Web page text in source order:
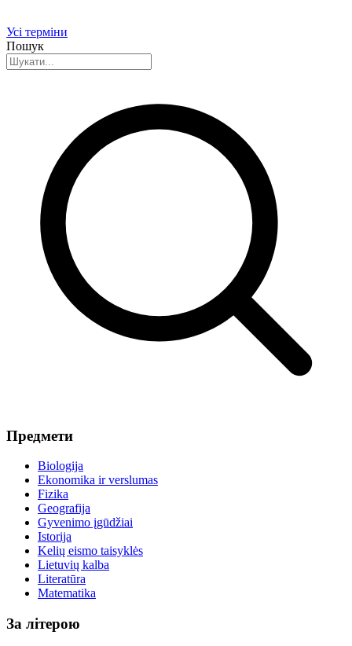
Усі терміни
Пошук
Предмети
Biologija
Ekonomika ir verslumas
Fizika
Geografija
Gyvenimo įgūdžiai
Istorija
Kelių eismo taisyklės
Lietuvių kalba
Literatūra
Matematika
За літерою